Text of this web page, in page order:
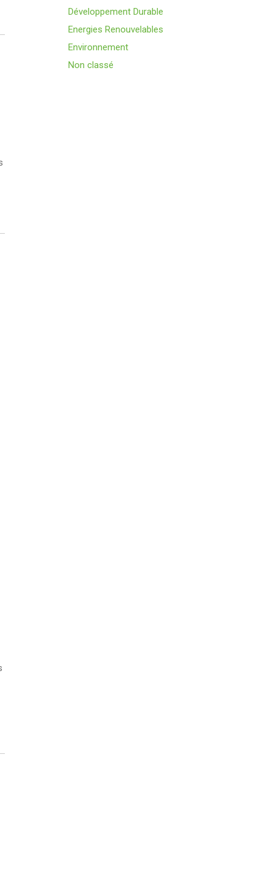
Développement Durable
Energies Renouvelables
Environnement
Non classé